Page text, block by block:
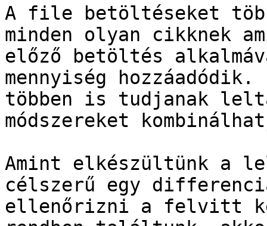
A file betöltéseket
minden olyan cikknek
előző betöltés
mennyiség
többen is tudjanak
módszereket
Amint elkészültünk
célszerű egy
ellenőrizni a felvitt